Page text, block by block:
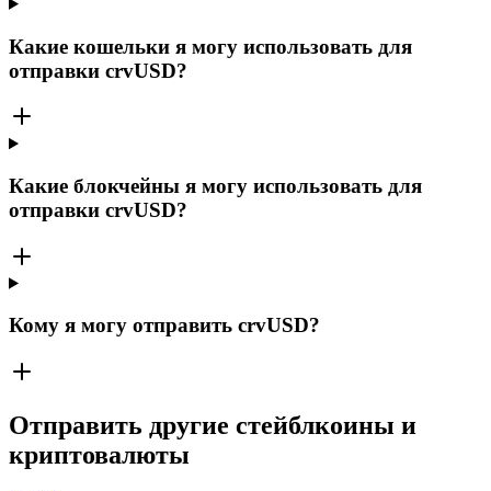
Какие кошельки я могу использовать для
отправки crvUSD?
Какие блокчейны я могу использовать для
отправки crvUSD?
Кому я могу отправить crvUSD?
Отправить другие стейблкоины и
криптовалюты